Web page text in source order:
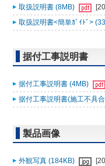
取扱説明書 (8MB)
取扱説明書<簡単ｶﾞｲﾄﾞ>
据付工事説明書
据付工事説明書 (4MB)
据付工事説明書(施工不具
製品画像
外観写真 (184KB)